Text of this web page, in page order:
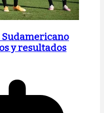
y resultados